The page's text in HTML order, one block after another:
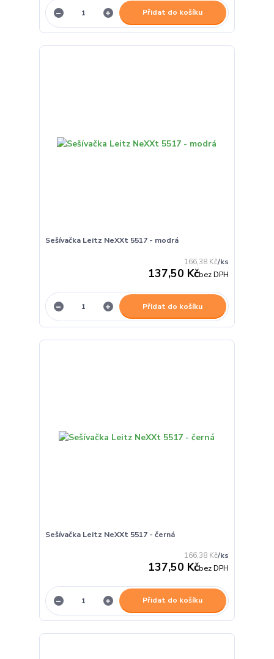
Přidat do košíku
Sešívačka Leitz NeXXt 5517 - modrá
166,38 Kč/ks
137,50 Kčbez DPH
Přidat do košíku
Sešívačka Leitz NeXXt 5517 - černá
166,38 Kč/ks
137,50 Kčbez DPH
Přidat do košíku